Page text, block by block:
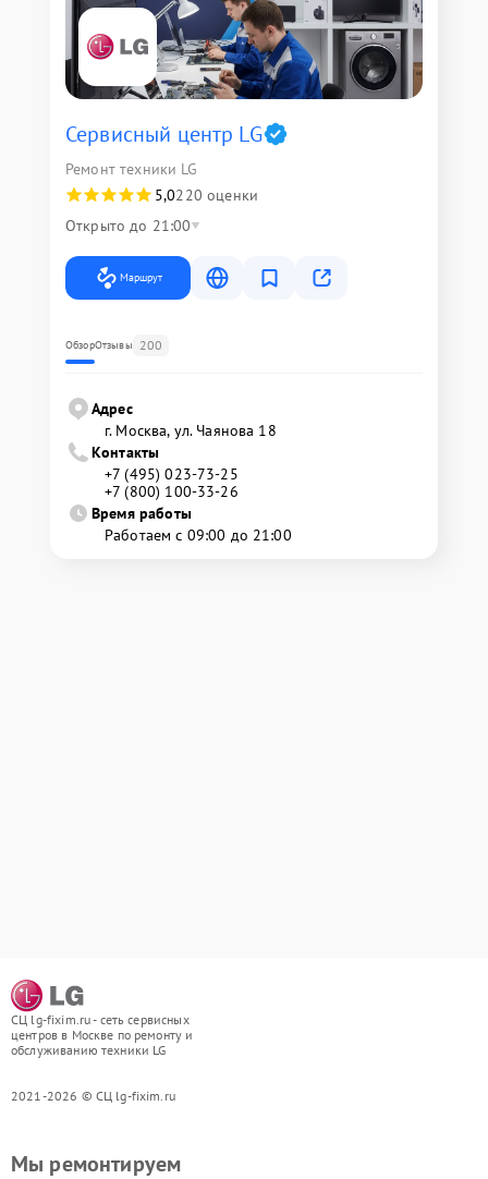
Сервисный центр LG
Ремонт техники LG
5,0220 оценки
Открыто до 21:00
Маршрут
ОбзорОтзывы 200
Адрес
г. Москва, ул. Чаянова 18
Контакты
+7 (495) 023-73-25
+7 (800) 100-33-26
Время работы
Работаем с 09:00 до 21:00
СЦ lg-fixim.ru - сеть сервисных
центров в Москве по ремонту и
обслуживанию техники LG
2021-2026 © СЦ lg-fixim.ru
Мы ремонтируем